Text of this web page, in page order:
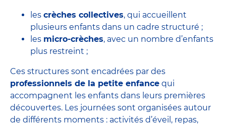
les crèches collectives, qui accueillent
plusieurs enfants dans un cadre structuré ;
les micro-crèches, avec un nombre d’enfants
plus restreint ;
Ces structures sont encadrées par des
professionnels de la petite enfance qui
accompagnent les enfants dans leurs premières
découvertes. Les journées sont organisées autour
de différents moments : activités d’éveil, repas,